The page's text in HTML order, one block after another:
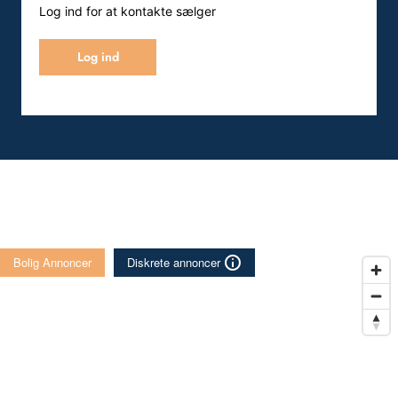
Log ind for at kontakte sælger
Log ind
Bolig Annoncer Diskrete annoncer